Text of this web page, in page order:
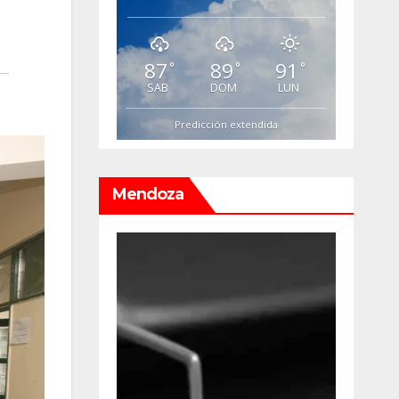
87 °
SAB
89 °
DOM
91 °
LUN
Predicción extendida
Mendoza